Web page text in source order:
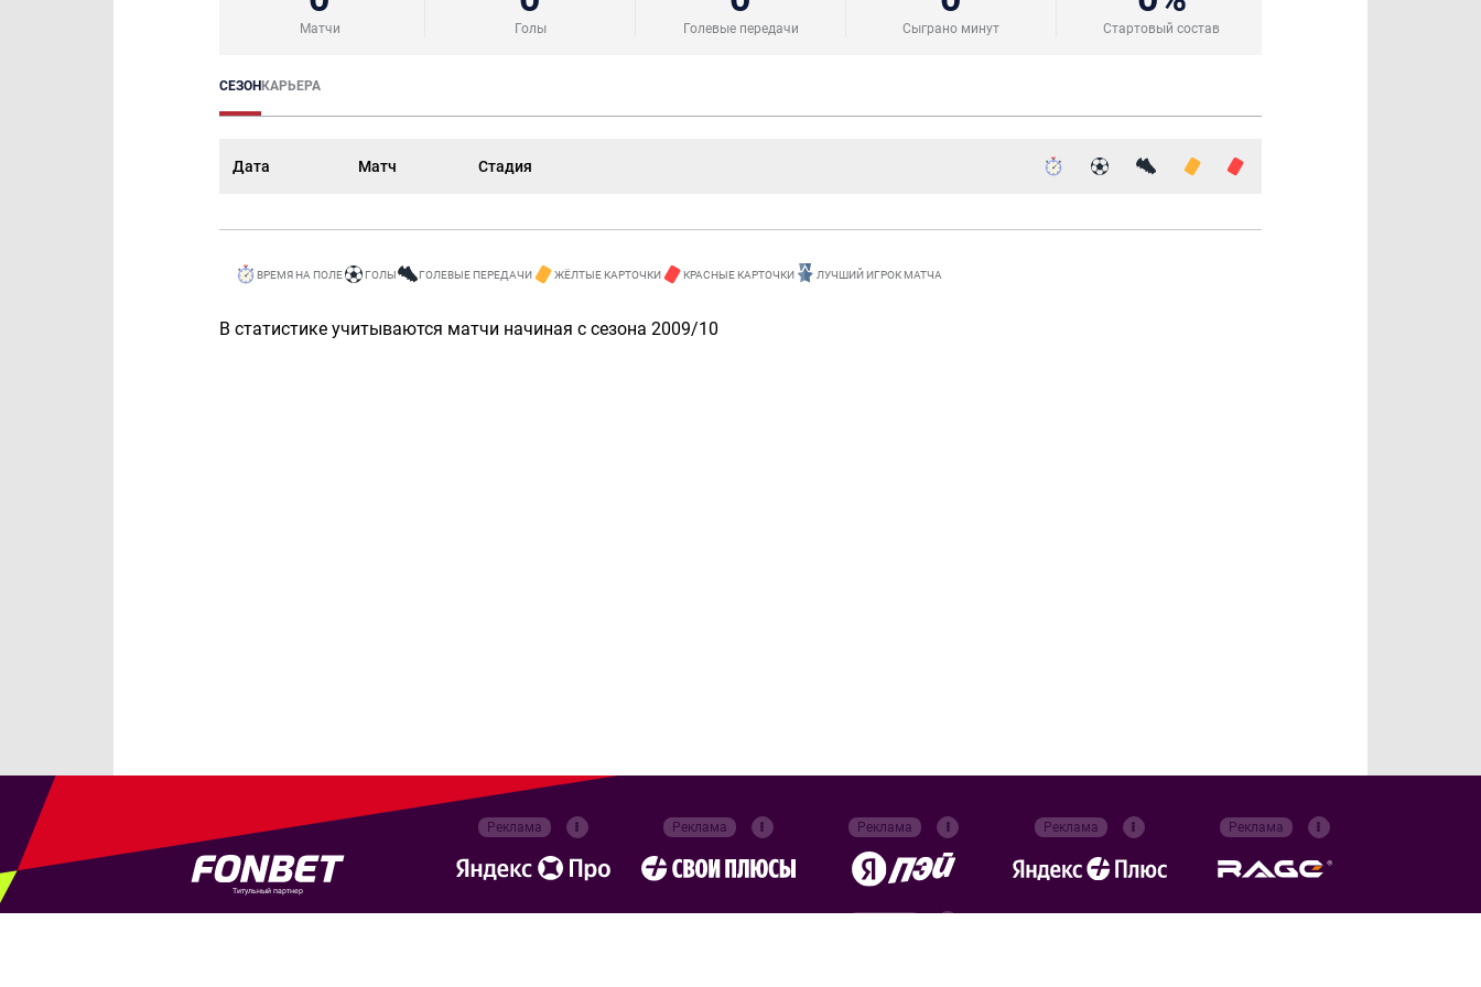
Матчи Голы Голевые передачи Сыграно минут Стартовый состав
СЕЗОНКАРЬЕРА
Дата Матч Стадия
ВРЕМЯ НА ПОЛЕ ГОЛЫ ГОЛЕВЫЕ ПЕРЕДАЧИ ЖЁЛТЫЕ КАРТОЧКИ КРАСНЫЕ КАРТОЧКИ ЛУЧШИЙ ИГРОК МАТЧА
В статистике учитываются матчи начиная с сезона 2009/10
Титульный партнер
Реклама Реклама Реклама Реклама Реклама